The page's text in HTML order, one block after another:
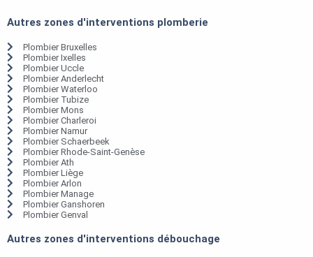
Autres zones d'interventions plomberie
Plombier Bruxelles
Plombier Ixelles
Plombier Uccle
Plombier Anderlecht
Plombier Waterloo
Plombier Tubize
Plombier Mons
Plombier Charleroi
Plombier Namur
Plombier Schaerbeek
Plombier Rhode-Saint-Genèse
Plombier Ath
Plombier Liège
Plombier Arlon
Plombier Manage
Plombier Ganshoren
Plombier Genval
Autres zones d'interventions débouchage